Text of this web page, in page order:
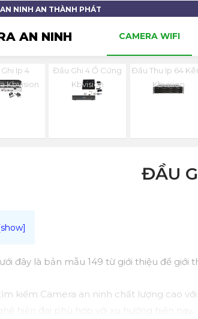
NINH AN THÀNH PHÁT
AN NINH CAMERA WIFI
Ip 4
Kbvision
Đầu Ghi 4 Ổ Cứng
Kbvision
Đầu Thu Ip 64
Kbvision
ĐẦU
đây là bản mẫu 149 từ giới thiệu để
kiếm Camera an ninh chất lượng cao